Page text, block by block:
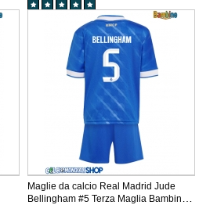
Maglie da calcio Real Madrid Jude
Bellingham #5 Terza Maglia Bambino